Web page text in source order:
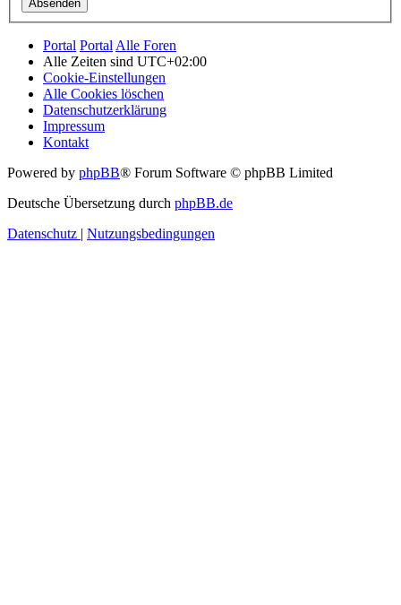
Portal Portal Alle Foren
Alle Zeiten sind UTC+02:00
Cookie-Einstellungen
Alle Cookies löschen
Datenschutzerklärung
Impressum
Kontakt
Powered by phpBB® Forum Software © phpBB Limited
Deutsche Übersetzung durch phpBB.de
Datenschutz | Nutzungsbedingungen